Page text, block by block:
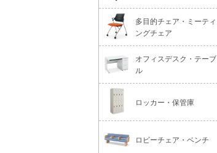
多目的チェア・ミーティ
ングチェア
オフィスデスク・テーブ
ル
ロッカー・保管庫
ロビーチェア・ベンチ